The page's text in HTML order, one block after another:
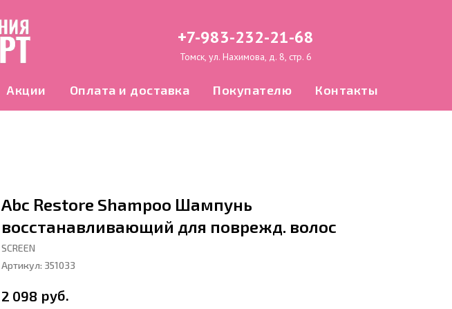
+7-983-232-21-68
Томск, ул. Нахимова, д. 8, стр. 6
Акции Оплата и доставка Покупателю Контакты
Abc Restore Shampoo Шампунь
восстанавливающий для поврежд. волос
SCREEN
Артикул: 351033
2 098 руб.